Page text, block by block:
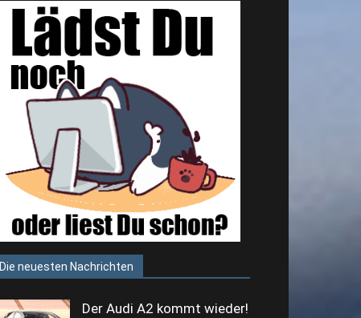
Die neuesten Nachrichten
Der Audi A2 kommt wieder!